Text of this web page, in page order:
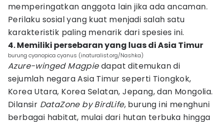
memperingatkan anggota lain jika ada ancaman.
Perilaku sosial yang kuat menjadi salah satu
karakteristik paling menarik dari spesies ini.
4. Memiliki persebaran yang luas di Asia Timur
burung cyanopica cyanus (inaturalist.org/Nashka)
Azure-winged Magpiedapat ditemukan di
sejumlah negara Asia Timur seperti Tiongkok,
Korea Utara, Korea Selatan, Jepang, dan Mongolia.
Dilansir DataZone by BirdLife, burung ini menghuni
berbagai habitat, mulai dari hutan terbuka hingga